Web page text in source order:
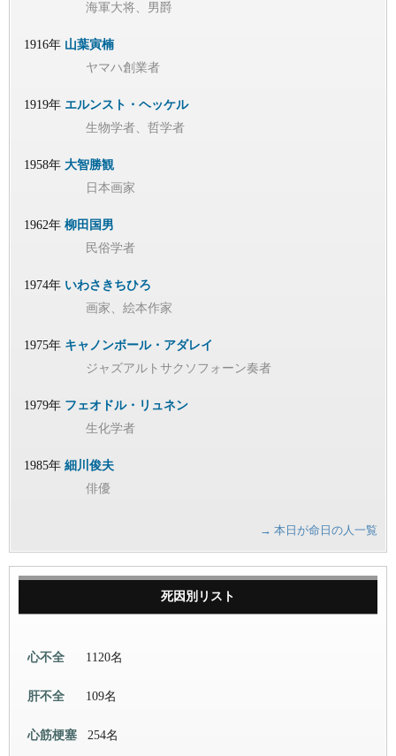
海軍大将、男爵
1916年 山葉寅楠
ヤマハ創業者
1919年 エルンスト・ヘッケル
生物学者、哲学者
1958年 大智勝観
日本画家
1962年 柳田国男
民俗学者
1974年 いわさきちひろ
画家、絵本作家
1975年 キャノンボール・アダレイ
ジャズアルトサクソフォーン奏者
1979年 フェオドル・リュネン
生化学者
1985年 細川俊夫
俳優
→ 本日が命日の人一覧
死因別リスト
心不全 1120名
肝不全 109名
心筋梗塞 254名